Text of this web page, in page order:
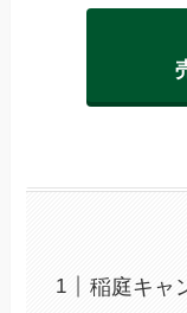
稲庭キャ